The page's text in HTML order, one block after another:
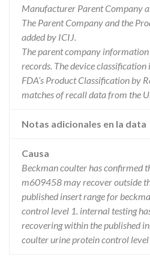
Manufacturer Parent Company
The Parent Company and the
added by ICIJ.
The parent company
records. The device
FDA’s Product Classification by
matches of recall data from the
Notas adicionales en la data
Causa
Beckman coulter has confirmed
m609458 may recover outside
published insert range for
control level 1. internal testing
recovering within the published
coulter urine protein control level